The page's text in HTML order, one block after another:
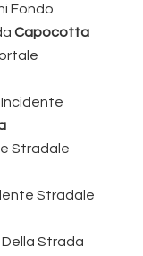
Fondo
Capocotta
Stradale
Stradale
Strada